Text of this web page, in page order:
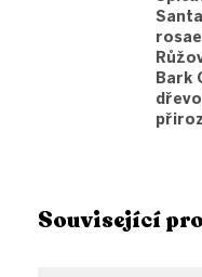
Související
Bark